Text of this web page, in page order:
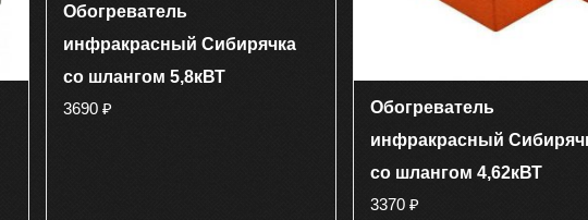
Обогреватель
инфракрасный Сибирячка
со шлангом 5,8кВТ
3690₽
Обогреватель
инфракрасный
со шлангом 4,62кВТ
3370 ₽